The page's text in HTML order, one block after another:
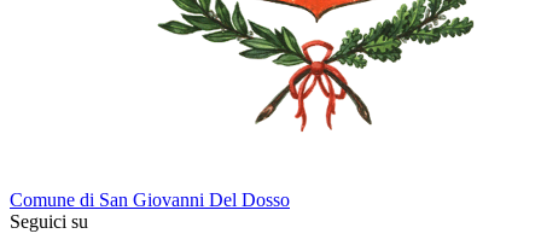
Comune di San Giovanni Del Dosso
Seguici su